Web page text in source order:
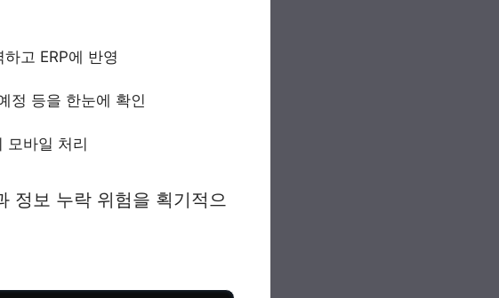
고 ERP에 반영
정 등을 한눈에 확인
모바일 처리
정보 누락 위험을 획기적으